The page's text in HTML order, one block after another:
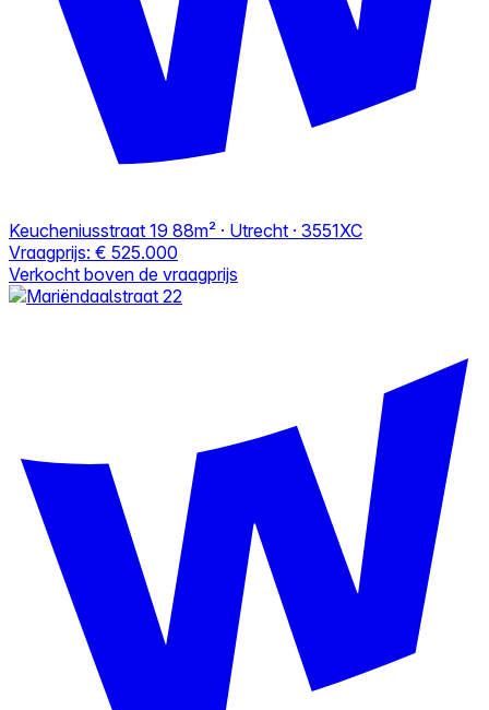
Keucheniusstraat 19 88m² · Utrecht · 3551XC
Vraagprijs: € 525.000
Verkocht boven de vraagprijs